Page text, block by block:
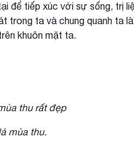
để tiếp xúc với sự sống, trị
trong ta và chung quanh ta
khuôn mặt ta.
thu rất đẹp
mùa thu.